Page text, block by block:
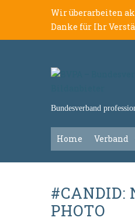
Wir überarbeiten
Danke für Ihr
Bundesverband
Home Verband
#CANDID:
PHOTO